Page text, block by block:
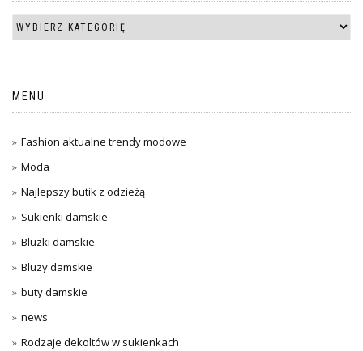
MENU
Fashion aktualne trendy modowe
Moda
Najlepszy butik z odzieżą
Sukienki damskie
Bluzki damskie
Bluzy damskie
buty damskie
news
Rodzaje dekoltów w sukienkach